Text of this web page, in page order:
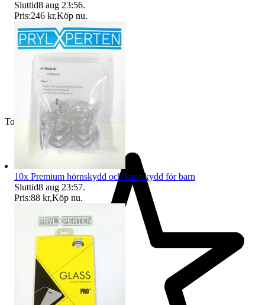
Toppsäljare
Sluttid8 aug 23:56.
Pris:246 kr,Köp nu.
10x Premium hörnskydd och kantskydd för barn
Sluttid8 aug 23:57.
Pris:88 kr,Köp nu.